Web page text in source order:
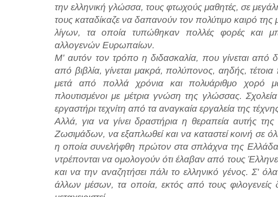
την ελληνική γλώσσα, τους φτωχούς μαθητές, σε
τους καταδίκαζε να δαπανούν τον πολύτιμο καιρό
λίγων, τα οποία τυπώθηκαν πολλές φορές και
αλλογενών Ευρωπαίων.
Μ' αυτόν τον τρόπο η διδασκαλία, που γίνεται από
από βιβλία, γίνεται μακρά, πολύπονος, αηδής,
μετά από πολλά χρόνια και πολυάριθμο χορό
πλουτισμένοι με μέτρια γνώση της γλώσσας.
εργαστήρι τεχνίτη από τα αναγκαία εργαλεία της
Αλλά, για να γίνει δραστήρια η θεραπεία αυτής
Ζωσιμάδων, να εξαπλωθεί και να καταστεί κοινή σε
η οποία συνελήφθη πρώτον στα σπλάχνα της
ντρέπονται να ομολογούν ότι έλαβαν από τους
και να την αναζητήσει πάλι το ελληνικό γένος. Σ'
άλλων μέσων, τα οποία, εκτός από τους